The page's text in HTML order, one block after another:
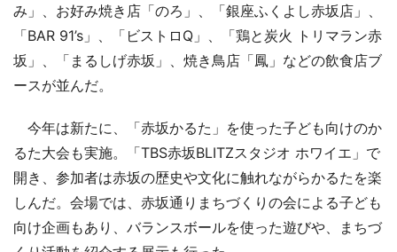
み」、お好み焼き店「のろ」、「銀座ふくよし赤坂店」、
「BAR 91’s」、「ビストロQ」、「鶏と炭火 トリマラン赤
坂」、「まるしげ赤坂」、焼き鳥店「鳳」などの飲食店ブ
ースが並んだ。
今年は新たに、「赤坂かるた」を使った子ども向けのか
るた大会も実施。「TBS赤坂BLITZスタジオ ホワイエ」で
開き、参加者は赤坂の歴史や文化に触れながらかるたを楽
しんだ。会場では、赤坂通りまちづくりの会による子ども
向け企画もあり、バランスボールを使った遊びや、まちづ